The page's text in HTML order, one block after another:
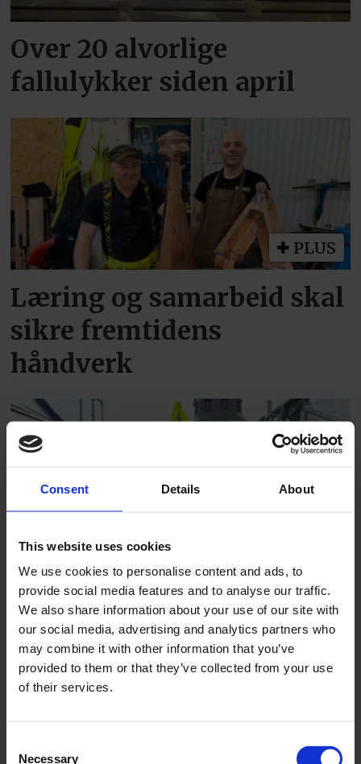
Consent Details About
This website uses cookies
We use cookies to personalise content and ads, to
provide social media features and to analyse our traffic.
We also share information about your use of our site with
our social media, advertising and analytics partners who
may combine it with other information that you’ve
provided to them or that they’ve collected from your use
of their services.
Necessary
Over 20 alvorlige
fallulykker siden april
PLUS
Læring og samarbeid skal
sikre fremtidens
håndverk
Etablerer avdeling for
taktekking